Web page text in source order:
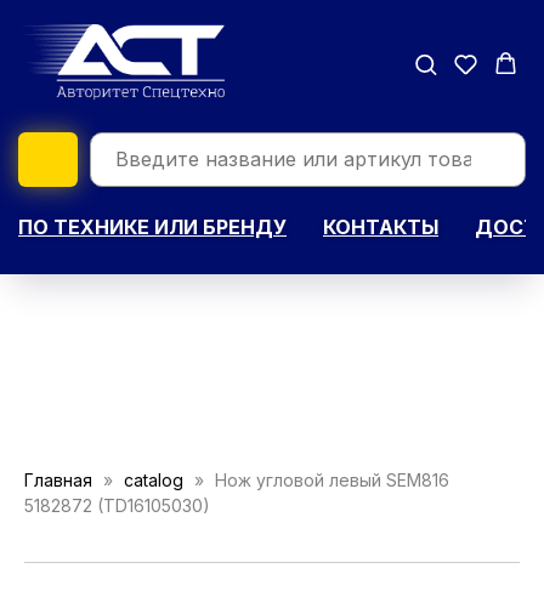
ПО ТЕХНИКЕ ИЛИ БРЕНДУ КОНТАКТЫ
Главная catalog
Нож угловой левый SEM816
5182872 (TD16105030)